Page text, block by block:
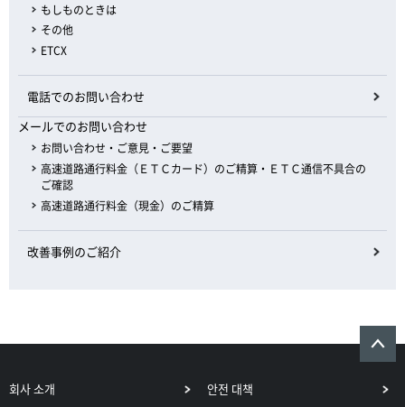
もしものときは
その他
ETCX
電話でのお問い合わせ
メールでのお問い合わせ
お問い合わせ・ご意見・ご要望
高速道路通行料金（ＥＴＣカード）のご精算・ＥＴＣ通信不具合の
ご確認
高速道路通行料金（現金）のご精算
改善事例のご紹介
회사 소개 안전 대책